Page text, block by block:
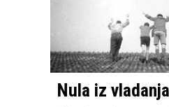
Nula iz vladanja